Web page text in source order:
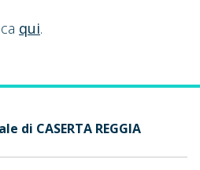
qui.
di CASERTA REGGIA